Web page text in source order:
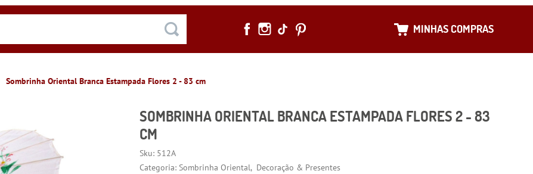
MINHAS COMPRAS
Sombrinha Oriental Branca Estampada Flores 2 - 83 cm
SOMBRINHA ORIENTAL BRANCA ESTAMPADA FLORES 2 - 83
CM
Sku: 512A
Categoria: Sombrinha Oriental
Decoração & Presentes